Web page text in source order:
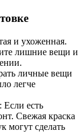
и ухоженная.
лишние вещи и
личные вещи
легче
: Если есть
Свежая краска
могут сделать